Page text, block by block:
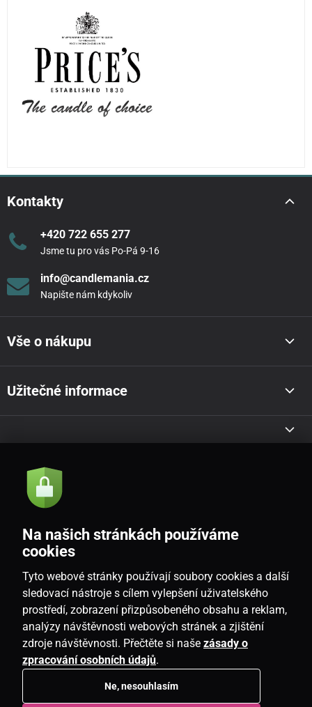
Kontakty
+420 722 655 277
Jsme tu pro vás Po-Pá 9-16
info@candlemania.cz
Napište nám kdykoliv
Vše o nákupu
Užitečné informace
Akce a novinky e-mailem
Souhlasím sezásadami zpracování osobních údajů
CZ
Na našich stránkách používáme
cookies
Tyto webové stránky používají soubory cookies a další
sledovací nástroje s cílem vylepšení uživatelského
prostředí, zobrazení přizpůsobeného obsahu a reklam,
analýzy návštěvnosti webových stránek a zjištění
zdroje návštěvnosti. Přečtěte si naše zásady o
zpracování osobních údajů.
Ne, nesouhlasím